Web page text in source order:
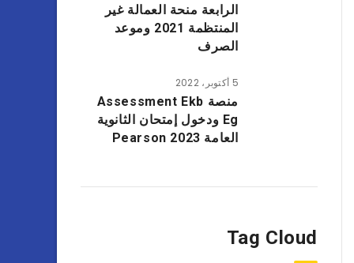
الرابعة منحة العمالة غير
المنتظمة 2021 وموعد
الصرف
5 أكتوبر، 2022
منصة Assessment Ekb
Eg ودخول إمتحان الثانوية
العامة 2023 Pearson
Tag Cloud